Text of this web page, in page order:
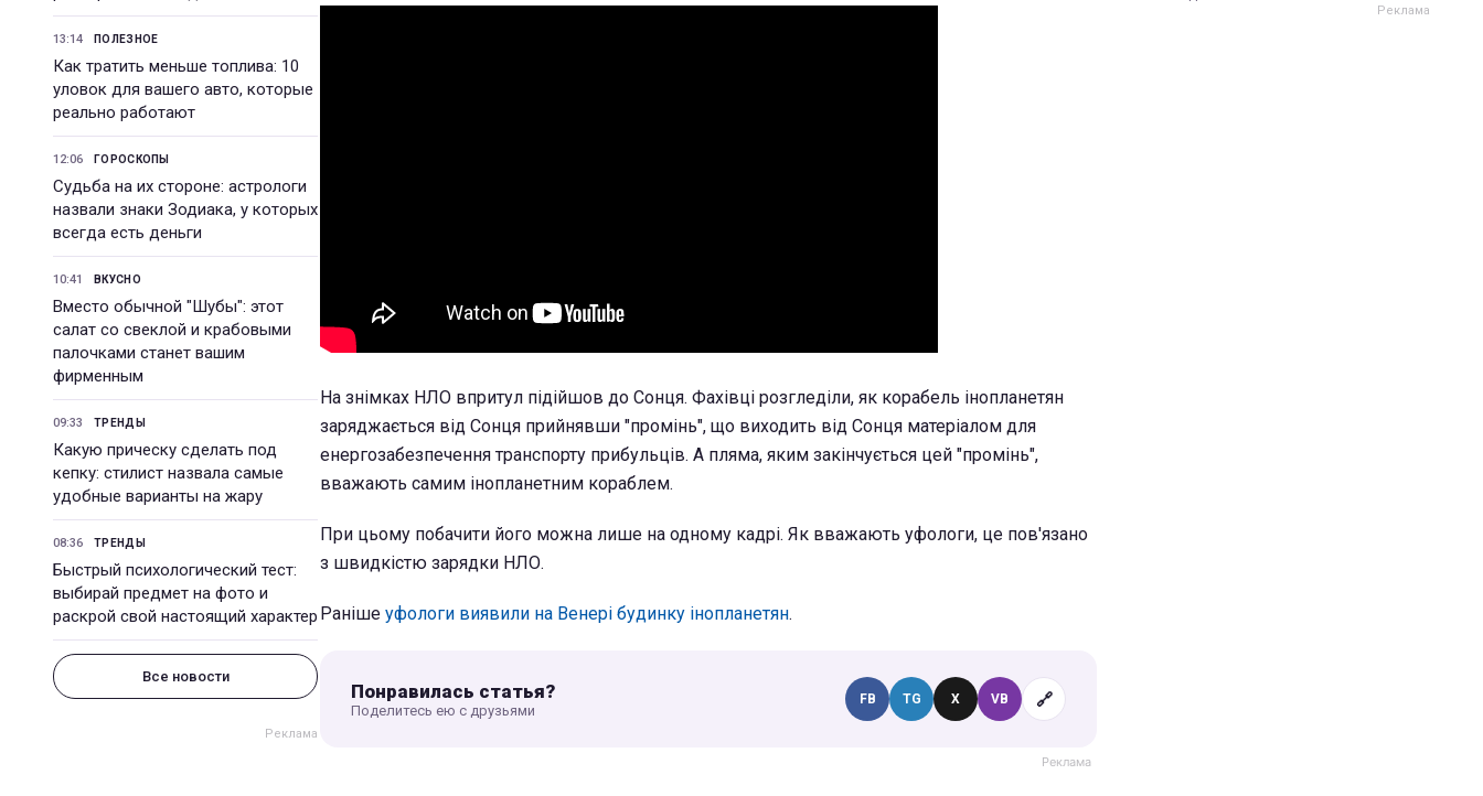
13:14 ПОЛЕЗНОЕ
Как тратить меньше топлива: 10
уловок для вашего авто, которые
реально работают
12:06 ГОРОСКОПЫ
Судьба на их стороне: астрологи
назвали знаки Зодиака, у которых
всегда есть деньги
10:41 ВКУСНО
Вместо обычной "Шубы": этот
салат со свеклой и крабовыми
палочками станет вашим
фирменным
09:33 ТРЕНДЫ
Какую прическу сделать под
кепку: стилист назвала самые
удобные варианты на жару
08:36 ТРЕНДЫ
Быстрый психологический тест:
выбирай предмет на фото и
раскрой свой настоящий характер
Все новости
На знімках НЛО впритул підійшов до Сонця. Фахівці розгледіли, як корабель інопланетян
заряджається від Сонця прийнявши "промінь", що виходить від Сонця матеріалом для
енергозабезпечення транспорту прибульців. А пляма, яким закінчується цей "промінь",
вважають самим інопланетним кораблем.
При цьому побачити його можна лише на одному кадрі. Як вважають уфологи, це пов'язано
з швидкістю зарядки НЛО.
Раніше уфологи виявили на Венері будинку інопланетян.
Понравилась статья?
Поделитесь ею с друзьями
FB TG X VB 🔗